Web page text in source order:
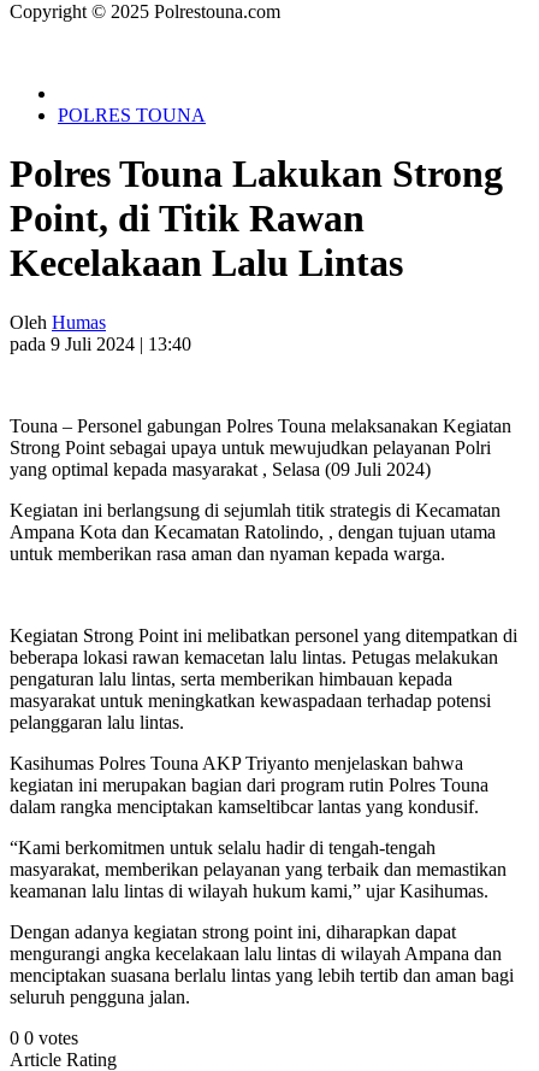
Copyright © 2025 Polrestouna.com
POLRES TOUNA
Polres Touna Lakukan Strong
Point, di Titik Rawan
Kecelakaan Lalu Lintas
Oleh Humas
pada 9 Juli 2024 | 13:40
Touna – Personel gabungan Polres Touna melaksanakan Kegiatan
Strong Point sebagai upaya untuk mewujudkan pelayanan Polri
yang optimal kepada masyarakat , Selasa (09 Juli 2024)
Kegiatan ini berlangsung di sejumlah titik strategis di Kecamatan
Ampana Kota dan Kecamatan Ratolindo, , dengan tujuan utama
untuk memberikan rasa aman dan nyaman kepada warga.
Kegiatan Strong Point ini melibatkan personel yang ditempatkan di
beberapa lokasi rawan kemacetan lalu lintas. Petugas melakukan
pengaturan lalu lintas, serta memberikan himbauan kepada
masyarakat untuk meningkatkan kewaspadaan terhadap potensi
pelanggaran lalu lintas.
Kasihumas Polres Touna AKP Triyanto menjelaskan bahwa
kegiatan ini merupakan bagian dari program rutin Polres Touna
dalam rangka menciptakan kamseltibcar lantas yang kondusif.
“Kami berkomitmen untuk selalu hadir di tengah-tengah
masyarakat, memberikan pelayanan yang terbaik dan memastikan
keamanan lalu lintas di wilayah hukum kami,” ujar Kasihumas.
Dengan adanya kegiatan strong point ini, diharapkan dapat
mengurangi angka kecelakaan lalu lintas di wilayah Ampana dan
menciptakan suasana berlalu lintas yang lebih tertib dan aman bagi
seluruh pengguna jalan.
0 0 votes
Article Rating